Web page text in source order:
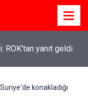
ROK'tan yanıt geldi
konakladığı